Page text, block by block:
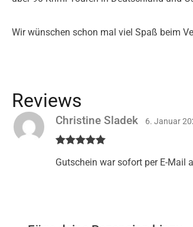
Wir wünschen schon mal viel Spaß beim
Reviews
5von 5
Christine Sladek 6. Januar
Gutschein war sofort per E-Mail